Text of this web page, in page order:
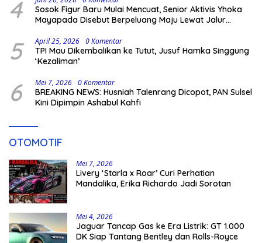
4
Sosok Figur Baru Mulai Mencuat, Senior Aktivis Yhoka
Mayapada Disebut Berpeluang Maju Lewat Jalur
5 April 25, 2026 0 Komentar
TPI Mau Dikembalikan ke Tutut, Jusuf Hamka Singgung
‘Kezaliman’
6 Mei 7, 2026 0 Komentar
BREAKING NEWS: Husniah Talenrang Dicopot, PAN Sulsel
Kini Dipimpin Ashabul Kahfi
OTOMOTIF
Mei 7, 2026
Livery ‘Starla x Roar’ Curi Perhatian
Mandalika, Erika Richardo Jadi Sorotan
Mei 4, 2026
Jaguar Tancap Gas ke Era Listrik: GT 1.000
DK Siap Tantang Bentley dan Rolls-Royce